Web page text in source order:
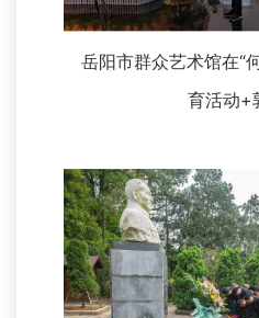
岳阳市群众艺术馆在“何
育活动+